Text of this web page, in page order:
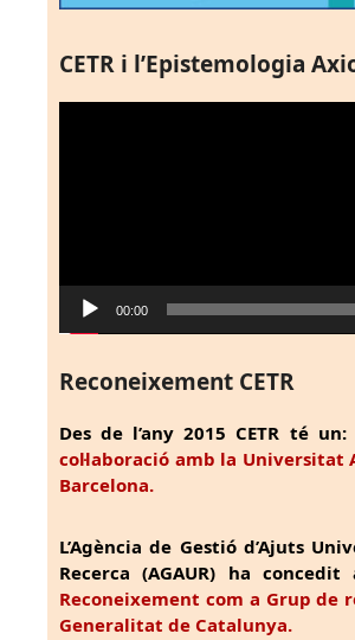
CETR i l’Epistemologia
00:00
Reconeixement CETR
Des de l’any 2015 CETR té un:
col·laboració amb la Universitat
Barcelona.
L’Agència de Gestió d’Ajuts
Recerca (AGAUR) ha
Reconeixement com a Grup de
Generalitat de Catalunya.